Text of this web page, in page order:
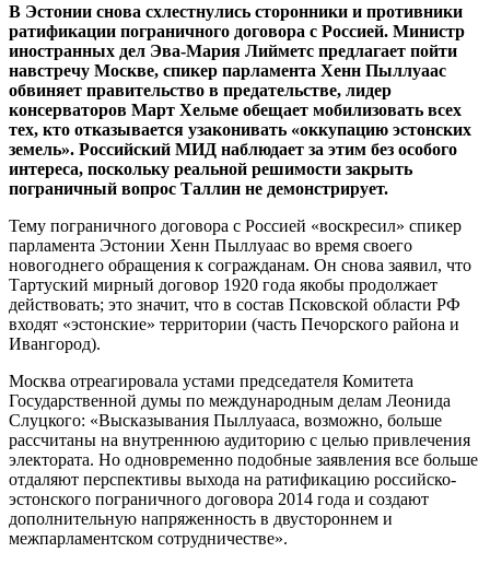
В Эстонии снова схлестнулись сторонники и противники
ратификации пограничного договора с Россией. Министр
иностранных дел Эва-Мария Лийметс предлагает пойти
навстречу Москве, спикер парламента Хенн Пыллуаас
обвиняет правительство в предательстве, лидер
консерваторов Март Хельме обещает мобилизовать всех
тех, кто отказывается узаконивать «оккупацию эстонских
земель». Российский МИД наблюдает за этим без особого
интереса, поскольку реальной решимости закрыть
пограничный вопрос Таллин не демонстрирует.
Тему пограничного договора с Россией «воскресил» спикер
парламента Эстонии Хенн Пыллуаас во время своего
новогоднего обращения к согражданам. Он снова заявил, что
Тартуский мирный договор 1920 года якобы продолжает
действовать; это значит, что в состав Псковской области РФ
входят «эстонские» территории (часть Печорского района и
Ивангород).
Москва отреагировала устами председателя Комитета
Государственной думы по международным делам Леонида
Слуцкого: «Высказывания Пыллуааса, возможно, больше
рассчитаны на внутреннюю аудиторию с целью привлечения
электората. Но одновременно подобные заявления все больше
отдаляют перспективы выхода на ратификацию российско-
эстонского пограничного договора 2014 года и создают
дополнительную напряженность в двустороннем и
межпарламентском сотрудничестве».